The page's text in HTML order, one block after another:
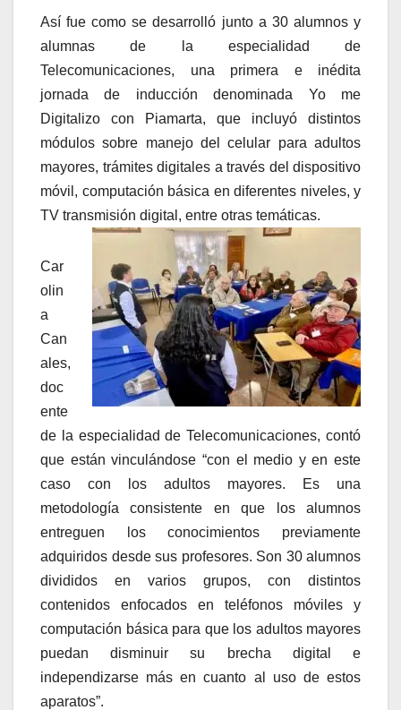
Así fue como se desarrolló junto a 30 alumnos y
alumnas de la especialidad de
Telecomunicaciones, una primera e inédita
jornada de inducción denominada Yo me
Digitalizo con Piamarta, que incluyó distintos
módulos sobre manejo del celular para adultos
mayores, trámites digitales a través del dispositivo
móvil, computación básica en diferentes niveles, y
TV transmisión digital, entre otras temáticas.
Car
olin
a
Can
ales,
doc
ente
de la especialidad de Telecomunicaciones, contó
que están vinculándose “con el medio y en este
caso con los adultos mayores. Es una
metodología consistente en que los alumnos
entreguen los conocimientos previamente
adquiridos desde sus profesores. Son 30 alumnos
divididos en varios grupos, con distintos
contenidos enfocados en teléfonos móviles y
computación básica para que los adultos mayores
puedan disminuir su brecha digital e
independizarse más en cuanto al uso de estos
aparatos”.